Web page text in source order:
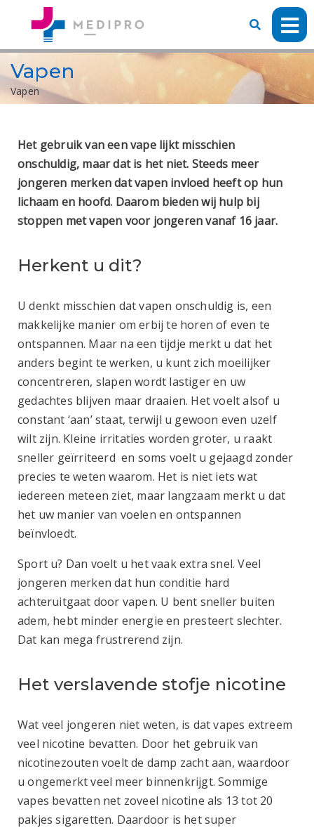
Vapen
Vapen
Het gebruik van een vape lijkt misschien
onschuldig, maar dat is het niet. Steeds meer
jongeren merken dat vapen invloed heeft op hun
lichaam en hoofd. Daarom bieden wij hulp bij
stoppen met vapen voor jongeren vanaf 16 jaar.
Herkent u dit?
U denkt misschien dat vapen onschuldig is, een
makkelijke manier om erbij te horen of even te
ontspannen. Maar na een tijdje merkt u dat het
anders begint te werken, u kunt zich moeilijker
concentreren, slapen wordt lastiger en uw
gedachtes blijven maar draaien. Het voelt alsof u
constant ‘aan’ staat, terwijl u gewoon even uzelf
wilt zijn. Kleine irritaties worden groter, u raakt
sneller geïrriteerd en soms voelt u gejaagd zonder
precies te weten waarom. Het is niet iets wat
iedereen meteen ziet, maar langzaam merkt u dat
het uw manier van voelen en ontspannen
beïnvloedt.
Sport u? Dan voelt u het vaak extra snel. Veel
jongeren merken dat hun conditie hard
achteruitgaat door vapen. U bent sneller buiten
adem, hebt minder energie en presteert slechter.
Dat kan mega frustrerend zijn.
Het verslavende stofje nicotine
Wat veel jongeren niet weten, is dat vapes extreem
veel nicotine bevatten. Door het gebruik van
nicotinezouten voelt de damp zacht aan, waardoor
u ongemerkt veel meer binnenkrijgt. Sommige
vapes bevatten net zoveel nicotine als 13 tot 20
pakjes sigaretten. Daardoor is het super